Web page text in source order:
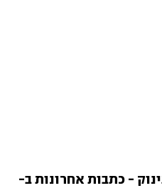
- כתבות אחרונות ב-